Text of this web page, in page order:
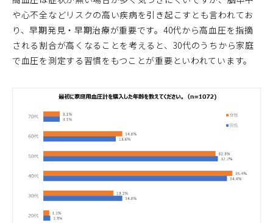
や心不全などリスクの高い疾病を引き起こすとも言われてお
り、早期発見・早期治療が重要です。40代から高血圧を指摘
される割合が高くなることを考えると、30代のうちから家庭
で血圧を測定する習慣をもつことが重要といわれています。